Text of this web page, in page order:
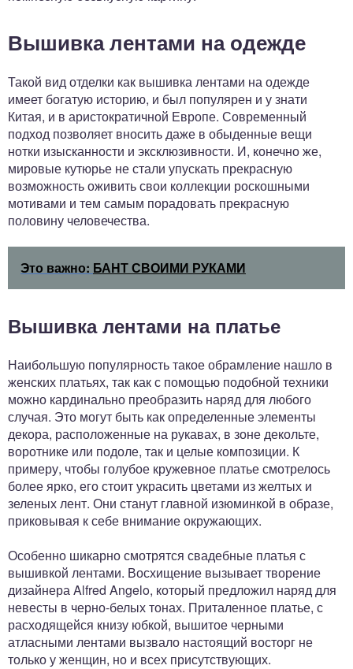
Вышивка лентами на одежде
Такой вид отделки как вышивка лентами на одежде
имеет богатую историю, и был популярен и у знати
Китая, и в аристократичной Европе. Современный
подход позволяет вносить даже в обыденные вещи
нотки изысканности и эксклюзивности. И, конечно же,
мировые кутюрье не стали упускать прекрасную
возможность оживить свои коллекции роскошными
мотивами и тем самым порадовать прекрасную
половину человечества.
Это важно: БАНТ СВОИМИ РУКАМИ
Вышивка лентами на платье
Наибольшую популярность такое обрамление нашло в
женских платьях, так как с помощью подобной техники
можно кардинально преобразить наряд для любого
случая. Это могут быть как определенные элементы
декора, расположенные на рукавах, в зоне декольте,
воротнике или подоле, так и целые композиции. К
примеру, чтобы голубое кружевное платье смотрелось
более ярко, его стоит украсить цветами из желтых и
зеленых лент. Они станут главной изюминкой в образе,
приковывая к себе внимание окружающих.
Особенно шикарно смотрятся свадебные платья с
вышивкой лентами. Восхищение вызывает творение
дизайнера Alfred Angelo, который предложил наряд для
невесты в черно-белых тонах. Приталенное платье, с
расходящейся книзу юбкой, вышитое черными
атласными лентами вызвало настоящий восторг не
только у женщин, но и всех присутствующих.